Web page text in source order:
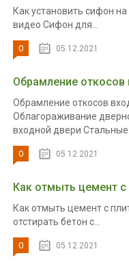
Как установить сифон
видео Сифон для...
0 05.12.2021
Обрамление откосов
Обрамление откосов
Облагораживание
входной двери Стальные...
0 05.12.2021
Как отмыть цемент с
Как отмыть цемент с
отстирать бетон с...
0 05.12.2021